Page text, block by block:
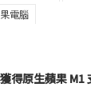
電腦
得原生蘋果 M1